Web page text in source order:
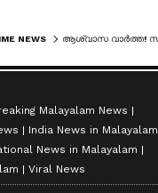
NEWS
Malayalam News
India News in Malayalam
News in Malayalam
Viral News